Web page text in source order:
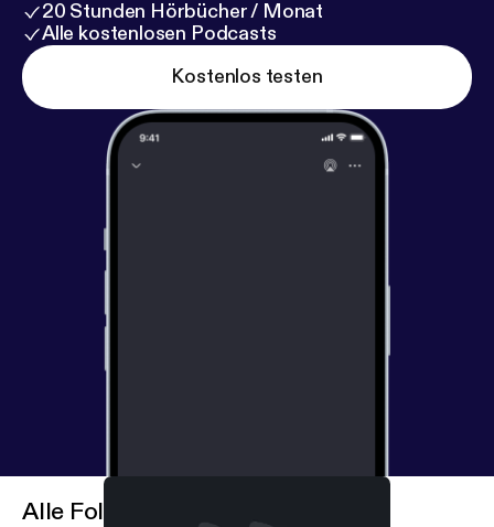
20 Stunden Hörbücher / Monat
Alle kostenlosen Podcasts
Kostenlos testen
Alle Folgen